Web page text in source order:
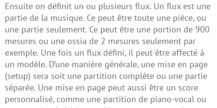
Ensuite on définit un ou plusieurs flux. Un flux est une
partie de la musique. Ce peut être toute une pièce, ou
une partie seulement. Ce peut être une portion de 900
mesures ou une ossia de 2 mesures seulement par
exemple. Une fois un flux défini, il peut être affecté à
un modèle. D’une manière générale, une mise en page
(setup) sera soit une partition complète ou une partie
séparée. Une mise en page peut aussi être un score
personnalisé, comme une partition de piano-vocal ou